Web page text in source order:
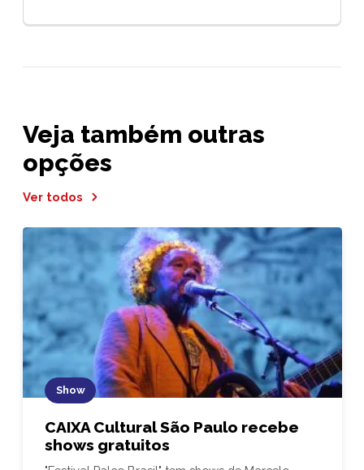
Veja também outras
opções
Ver todos
Show
CAIXA Cultural São Paulo recebe
shows gratuitos